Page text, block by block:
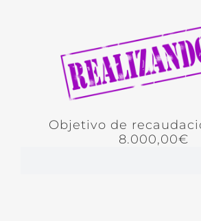
Objetivo de
8.000,00€